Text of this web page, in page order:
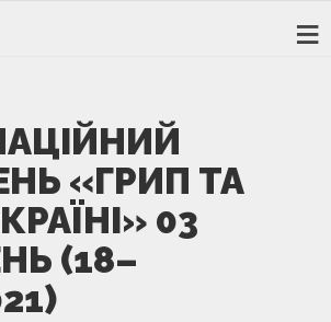
«ГРИП ТА
03
(18–